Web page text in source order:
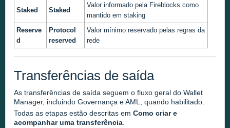
Staked Staked
Valor informado pela Fireblocks como
mantido em staking
Reserve
d
Protocol
reserved
Valor mínimo reservado pelas regras da
rede
Transferências de saída
As transferências de saída seguem o fluxo geral do Wallet
Manager, incluindo Governança e AML, quando habilitado.
Todas as etapas estão descritas em Como criar e
acompanhar uma transferência